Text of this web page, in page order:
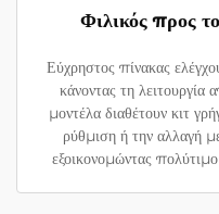
Φιλικός προς
Εύχρηστος πίνακας
κάνοντας τη λειτουργία
μοντέλα διαθέτουν κιτ
ρύθμιση ή την αλλαγή
εξοικονομώντας